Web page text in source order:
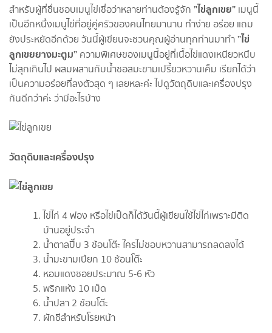
สำหรับผู้ที่ชื่นชอบเมนูไข่เชื่อว่าหลายท่านต้องรู้จัก ”ไข่ลูกเขย” เมนูนี้
เป็นอีกหนึ่งเมนูไข่ที่อยู่คู่ครัวของคนไทยมานาน ทำง่าย อร่อย แถม
ยังประหยัดอีกด้วย วันนี้ผู้เขียนจะชวนคุณผู้อ่านทุกท่านมาทำ”ไข่
ลูกเขยยางมะตูม” ความพิเศษของเมนูนี้อยู่ที่เนื้อไข่แดงเหนียวหนึบ
ไม่สุกเกินไป ผสมผสานกับน้ำซอสมะขามเปรี้ยวหวานเค็ม เรียกได้ว่า
เป็นความอร่อยที่ลงตัวสุด ๆ เลยหละค่ะ ไปดูวัตถุดิบและเครื่องปรุง
กันดีกว่าค่ะ ว่ามีอะไรบ้าง
วัตถุดิบและเครื่องปรุง
ไข่ไก่ 4 ฟอง หรือไข่เป็ดก็ได้วันนี้ผู้เขียนใช้ไข่ไก่เพราะมีติด
บ้านอยู่ประจำ
น้ำตาลปี๊บ 3 ช้อนโต๊ะ ใครไม่ชอบหวานสามารถลดลงได้
น้ำมะขามเปียก 10 ช้อนโต๊ะ
หอมแดงซอยประมาณ 5-6 หัว
พริกแห้ง 10 เม็ด
น้ำปลา 2 ช้อนโต๊ะ
ผักชีสำหรับโรยหน้า